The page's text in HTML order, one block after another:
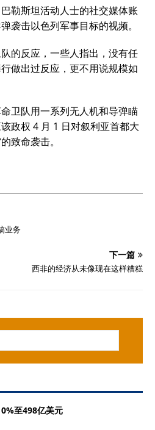
勒斯坦活动人士的社交媒体账
袭击以色列军事目标的视频。
的反应，一些人指出，没有任
做出过反应，更不用说规模如
卫队用一系列无人机和导弹瞄
政权 4 月 1 日对叙利亚首都大
致命袭击。
业务
下一篇
西非的经济从未像现在这样糟糕
至498亿美元